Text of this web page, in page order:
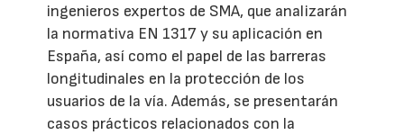
ingenieros expertos de SMA, que analizarán
la normativa EN 1317 y su aplicación en
España, así como el papel de las barreras
longitudinales en la protección de los
usuarios de la vía. Además, se presentarán
casos prácticos relacionados con la